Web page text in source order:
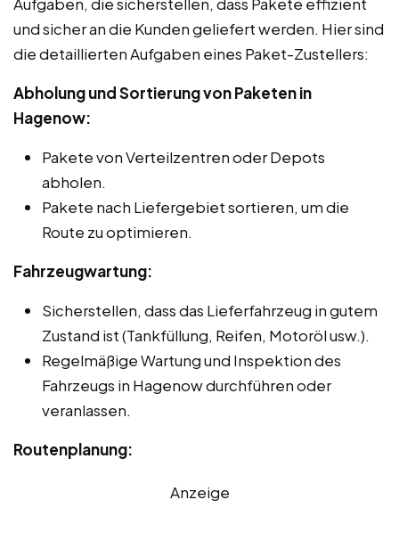
und sicher an die Kunden geliefert werden. Hier sind
die detaillierten Aufgaben eines Paket-Zustellers:
Abholung und Sortierung von Paketen in
Hagenow:
Pakete von Verteilzentren oder Depots
abholen.
Pakete nach Liefergebiet sortieren, um die
Route zu optimieren.
Fahrzeugwartung:
Sicherstellen, dass das Lieferfahrzeug in gutem
Zustand ist (Tankfüllung, Reifen, Motoröl usw.).
Regelmäßige Wartung und Inspektion des
Fahrzeugs in Hagenow durchführen oder
veranlassen.
Routenplanung:
Anzeige